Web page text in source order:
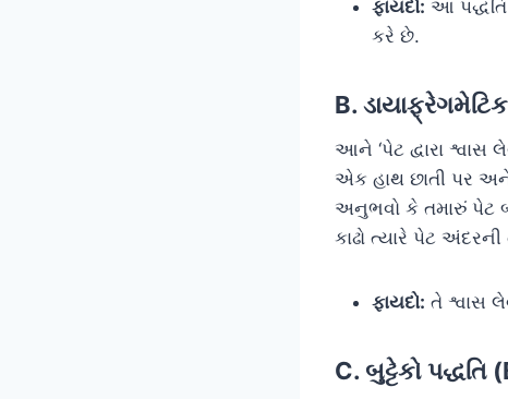
ફાયદો: આ
કરે છે.
B.
આને ‘પેટ દ્વારા
એક હાથ છાતી પર અને
અનુભવો કે તમારું પેટ
કાઢો ત્યારે પેટ
ફાયદો: તે શ્વાસ
C. બુટ્ટેકો